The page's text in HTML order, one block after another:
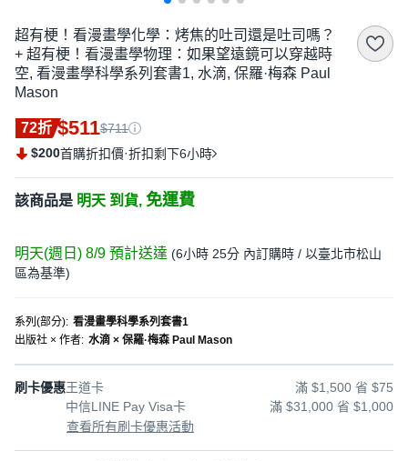
超有梗！看漫畫學化學：烤焦的吐司還是吐司嗎？
+ 超有梗！看漫畫學物理：如果望遠鏡可以穿越時
空, 看漫畫學科學系列套書1, 水滴, 保羅·梅森 Paul
Mason
72折 $511$711
$200首購折扣價·折扣剩下6小時
該商品是 明天 到貨, 免運費
明天(週日) 8/9 預計送達 (6小時 25分 內訂購時 / 以臺北市松山
區為基準)
系列(部分): 看漫畫學科學系列套書1
出版社 × 作者: 水滴 × 保羅·梅森 Paul Mason
刷卡優惠王道卡
滿 $1,500 省 $75
中信LINE Pay Visa卡
滿 $31,000 省 $1,000
查看所有刷卡優惠活動